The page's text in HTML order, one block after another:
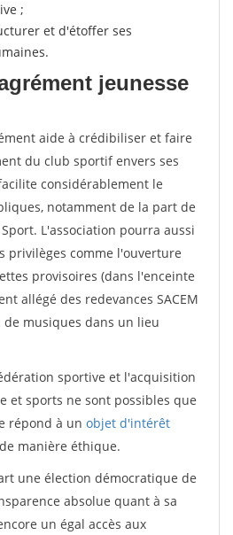
;
et d'étoffer ses
jeunesse
aide à crédibiliser et faire
du club sportif envers ses
considérablement le
notamment de la part de
L'association pourra aussi
privilèges comme l'ouverture
provisoires (dans l'enceinte
allégé des redevances SACEM
musiques dans un lieu
sportive et l'acquisition
et sports ne sont possibles que
répond à un objet d'intérêt
manière éthique.
une élection démocratique de
absolue quant à sa
un égal accès aux